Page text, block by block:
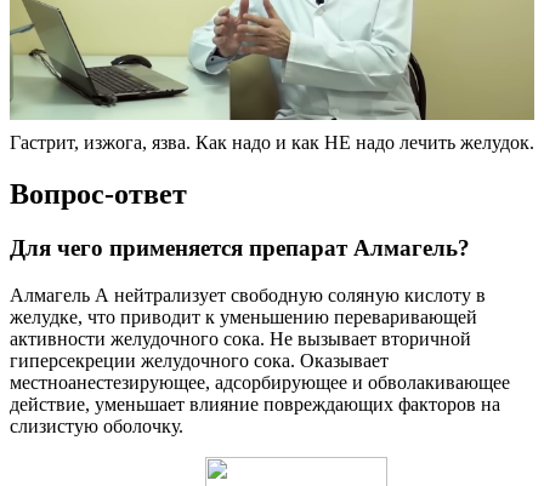
Гастрит, изжога, язва. Как надо и как НЕ надо лечить желудок.
Вопрос-ответ
Для чего применяется препарат Алмагель?
Алмагель А нейтрализует свободную соляную кислоту в
желудке, что приводит к уменьшению переваривающей
активности желудочного сока. Не вызывает вторичной
гиперсекреции желудочного сока. Оказывает
местноанестезирующее, адсорбирующее и обволакивающее
действие, уменьшает влияние повреждающих факторов на
слизистую оболочку.